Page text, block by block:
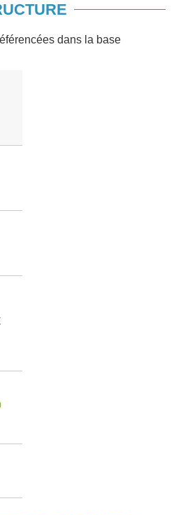
dans la base